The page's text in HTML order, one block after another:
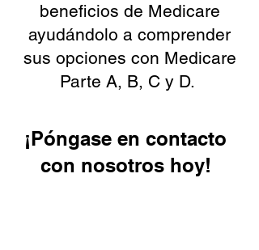
beneficios de Medicare
ayudándolo a comprender
sus opciones con Medicare
Parte A, B, C y D.
¡Póngase en contacto
con nosotros hoy!